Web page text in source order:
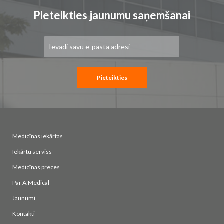
Pieteikties jaunumu saņemšanai
saņemšanai:
Pieteikties
Medicīnas iekārtas
Iekārtu serviss
Medicīnas preces
Par A.Medical
Jaunumi
Kontakti